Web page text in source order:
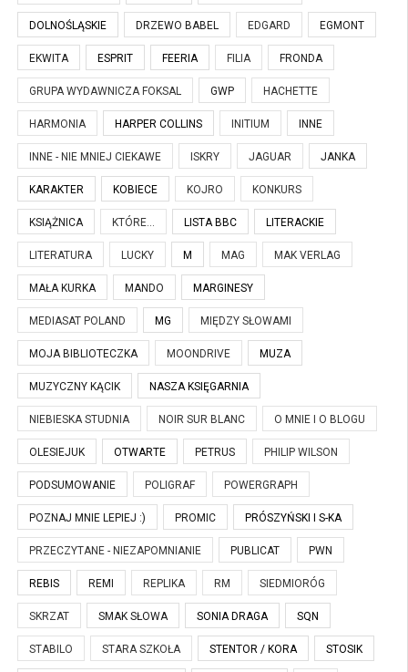
DOLNOŚLĄSKIE DRZEWO BABEL EDGARD EGMONT
EKWITA ESPRIT FEERIA FILIA FRONDA
GRUPA WYDAWNICZA FOKSAL GWP HACHETTE
HARMONIA HARPER COLLINS INITIUM INNE
INNE - NIE MNIEJ CIEKAWE ISKRY JAGUAR JANKA
KARAKTER KOBIECE KOJRO KONKURS
KSIĄŻNICA KTÓRE... LISTA BBC LITERACKIE
LITERATURA LUCKY M MAG MAK VERLAG
MAŁA KURKA MANDO MARGINESY
MEDIASAT POLAND MG MIĘDZY SŁOWAMI
MOJA BIBLIOTECZKA MOONDRIVE MUZA
MUZYCZNY KĄCIK NASZA KSIĘGARNIA
NIEBIESKA STUDNIA NOIR SUR BLANC O MNIE I O BLOGU
OLESIEJUK OTWARTE PETRUS PHILIP WILSON
PODSUMOWANIE POLIGRAF POWERGRAPH
POZNAJ MNIE LEPIEJ :) PROMIC PRÓSZYŃSKI I S-KA
PRZECZYTANE - NIEZAPOMNIANIE PUBLICAT PWN
REBIS REMI REPLIKA RM SIEDMIORÓG
SKRZAT SMAK SŁOWA SONIA DRAGA SQN
STABILO STARA SZKOŁA STENTOR / KORA STOSIK